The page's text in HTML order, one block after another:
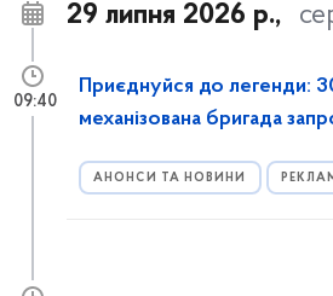
29 липня 2026 р.,
Приєднуйся до легенди:
механізована бригада
АНОНСИ ТА НОВИНИ
09:40